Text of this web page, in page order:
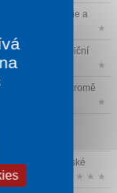
nové energie a
★
Slavkov je tradiční
★
která nabízí kromě
★
historické horské
★ ★ ★